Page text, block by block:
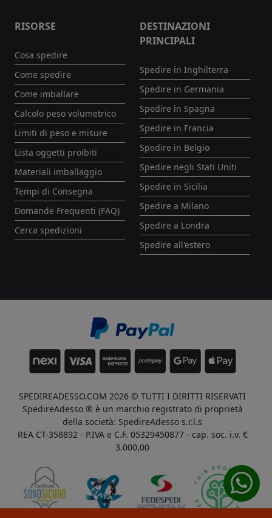
RISORSE
Cosa spedire
Come spedire
Come imballare
Calcolo peso volumetrico
Limiti di peso e misure
Lista oggetti proibiti
Materiali imballaggio
Tempi di Consegna
Domande Frequenti (FAQ)
Cerca spedizioni
DESTINAZIONI
PRINCIPALI
Spedire in Inghilterra
Spedire in Germania
Spedire in Spagna
Spedire in Francia
Spedire in Belgio
Spedire negli Stati Uniti
Spedire in Sicilia
Spedire a Milano
Spedire a Londra
Spedire all'estero
SPEDIREADESSO.COM 2026 © TUTTI I DIRITTI RISERVATI
SpedireAdesso ® è un marchio registrato di proprietà
della società: SpedireAdesso s.r.l.s
REA CT-358892 - P.IVA e C.F. 05329450877 - cap. soc. i.v. €
3.000,00